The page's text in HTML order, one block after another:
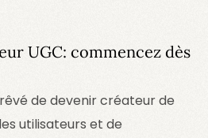
UGC: commencez dès
de devenir créateur de
utilisateurs et de